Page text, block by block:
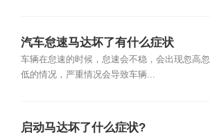
汽车怠速马达坏了有什么症状
车辆在怠速的时候，怠速会不稳，会出现忽高忽
低的情况，严重情况会导致车辆...
启动马达坏了什么症状?